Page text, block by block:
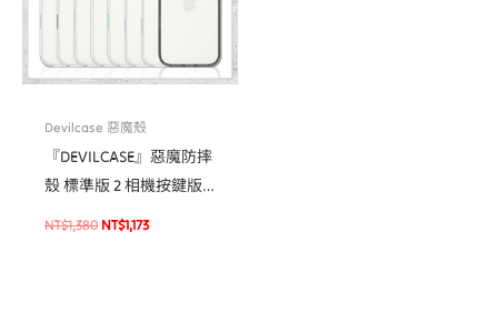
Devilcase 惡魔殼
『DEVILCASE』惡魔防摔
殼 標準版 2 相機按鍵版
For iPhone 16/16 Plus 手
NT$1,380 NT$1,173